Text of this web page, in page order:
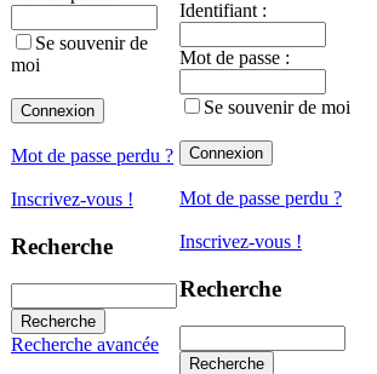
Se souvenir de
moi
Mot de passe perdu ?
Inscrivez-vous !
Recherche
Recherche avancée
Identifiant :
Mot de passe :
Se souvenir de moi
Mot de passe perdu ?
Inscrivez-vous !
Recherche